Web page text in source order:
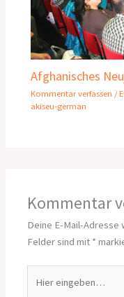
Afghanisches
Kommentar verfassen /
akiseu-german
Kommentar
Deine E-Mail-
Felder sind mit *
eingeben…